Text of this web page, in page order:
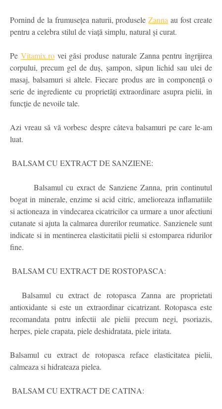
Pornind de la frumusețea naturii, produseleZanna au fost create
pentru a celebra stilul de viață simplu, natural și curat.
Pe Vitamix.rovei găsi produse naturale Zanna pentru îngrijirea
corpului, precum gel de duș, șampon, săpun lichid sau ulei de
masaj, balsamuri si altele. Fiecare produs are în componență o
serie de ingrediente cu proprietăți extraordinare asupra pielii, în
funcție de nevoile tale.
Azi vreau să vă vorbesc despre câteva balsamuri pe care le-am
luat.
BALSAM CU EXTRACT DE SANZIENE:
Balsamul cu exract de Sanziene Zanna, prin continutul
bogat in minerale, enzime si acid citric, amelioreaza inflamatiile
si actioneaza in vindecarea cicatricilor ca urmare a unor afectiuni
cutanate si ajuta la calmarea durerilor reumatice. Sanzienele sunt
indicate si in mentinerea elasticitatii pielii si estomparea ridurilor
fine.
BALSAM CU EXTRACT DE ROSTOPASCA:
Balsamul cu extract de rotopasca Zanna are proprietati
antioxidante si este un extraordinar cicatrizant. Rotopasca este
recomandata pntru infectii ale pielii precum negi, psoriazis,
herpes, piele crapata, piele deshidratata, piele iritata.
Balsamul cu extract de rotopasca reface elasticitatea pielii,
calmeaza si hidrateaza pielea.
BALSAM CU EXTRACT DE CATINA: